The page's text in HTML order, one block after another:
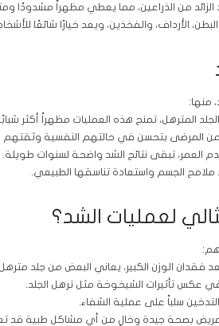
الزائد من الذراعين، مما يعطي مظهراً مشدودًا
الأرداف، والفخذين، ويعد خيارًا شائعًا
منها:
المترهل، تمنح هذه العمليات مظهراً أكثر
من المرضى بتحسن في حالتهم النفسية وثقتهم
العمر، تبقى نتائج الشد واضحة لسنوات طويلة.
الجسم واستعادة تناسقها الطبيعي.
لعمليات الشد؟
هم:
فقدان الوزن الكبير، يعاني البعض من جلد
في عكس تأثيرات الشيخوخة مثل ترهل الجلد.
سلباً على عملية الشفاء.
بصحة جيدة وخالٍ من أي مشاكل طبية قد